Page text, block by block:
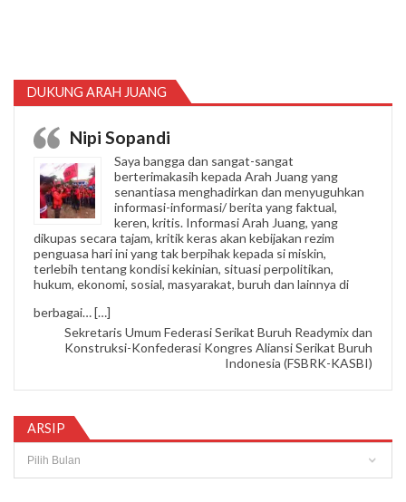
DUKUNG ARAH JUANG
Nipi Sopandi
Saya bangga dan sangat-sangat
berterimakasih kepada Arah Juang yang
senantiasa menghadirkan dan menyuguhkan
informasi-informasi/ berita yang faktual,
keren, kritis. Informasi Arah Juang, yang
dikupas secara tajam, kritik keras akan kebijakan rezim
penguasa hari ini yang tak berpihak kepada si miskin,
terlebih tentang kondisi kekinian, situasi perpolitikan,
hukum, ekonomi, sosial, masyarakat, buruh dan lainnya di
berbagai…[…]
Sekretaris Umum Federasi Serikat Buruh Readymix dan
Konstruksi-Konfederasi Kongres Aliansi Serikat Buruh
Indonesia (FSBRK-KASBI)
ARSIP